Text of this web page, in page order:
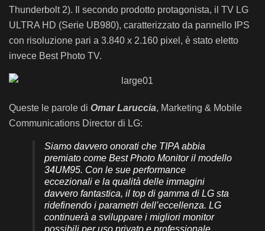
Thunderbolt 2). Il secondo prodotto protagonista, il TV LG
ULTRA HD (Serie UB980), caratterizzato da pannello IPS
con risoluzione pari a 3.840 x 2.160 pixel, è stato eletto
invece Best Photo TV.
Queste le parole di Omar Laruccia, Marketing & Mobile
Communications Director di LG:
Siamo davvero onorati che TIPA abbia
premiato come Best Photo Monitor il modello
34UM95. Con le sue performance
eccezionali e la qualità delle immagini
davvero fantastica, il top di gamma di LG sta
ridefinendo i parametri dell’eccellenza. LG
continuerà a sviluppare i migliori monitor
possibili per uso privato e professionale.